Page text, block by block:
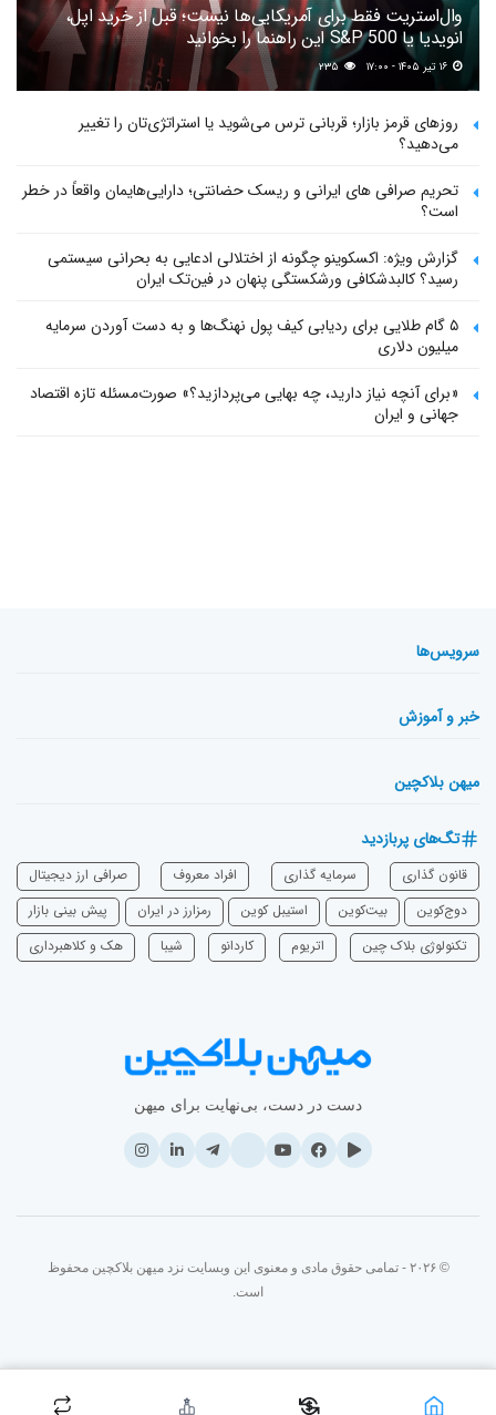
وال‌استریت فقط برای آمریکایی‌ها نیست؛ قبل از خرید اپل،
انویدیا یا S&P 500 این راهنما را بخوانید
۲۳۵
روزهای قرمز بازار؛ قربانی ترس می‌شوید یا استراتژی‌تان را تغییر
می‌دهید؟
تحریم صرافی های ایرانی و ریسک حضانتی؛ دارایی‌هایمان واقعاً در خطر
است؟
گزارش ویژه: اکسکوینو چگونه از اختلالی ادعایی به بحرانی سیستمی
رسید؟ کالبدشکافی ورشکستگی پنهان در فین‌تک ایران
۵ گام طلایی برای ردیابی کیف پول‌ نهنگ‌ها و به دست آوردن سرمایه
میلیون دلاری
«برای آنچه نیاز دارید، چه بهایی می‌پردازید؟» صورت‌مسئله تازه اقتصاد
جهانی و ایران
سرویس‌ها
خبر و آموزش
میهن بلاکچین
تگ‌های پربازدید
قانون گذاری سرمایه‌ گذاری افراد معروف
صرافی ارز دیجیتال
دوج‌کوین
بیت‌کوین استیبل کوین رمزارز در ایران
پیش بینی بازار
تکنولوژی بلاک چین
اتریوم ‌کاردانو شیبا هک و کلاهبرداری
دست در دست، بی‌نهایت برای میهن
© ۲۰۲۶ - تمامی حقوق مادی و معنوی این وبسایت نزد میهن بلاکچین محفوظ
است.